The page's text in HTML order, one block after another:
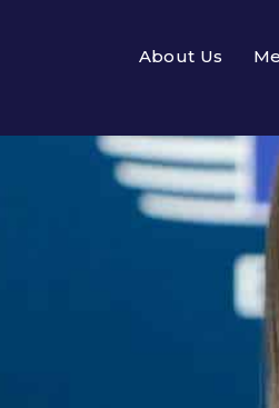
About Us